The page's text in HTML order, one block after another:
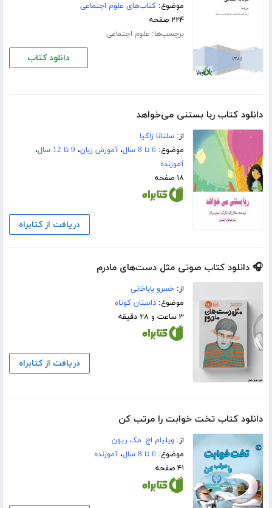
موضوع:کتاب‌های علوم اجتماعی
۲۲۴ صفحه
برچسب‌ها: علوم اجتماعی
دانلود کتاب
دانلود کتاب ربا بستنی می‌خواهد
از:سلتانا زاکیا
موضوع: 6 تا 8 سال ،آموزش زبان، 9 تا 12 سال
،
آموزنده
۱۸ صفحه
دریافت از کتابراه
🎧 دانلود کتاب صوتی مثل دست‌های مادرم
از:خسرو باباخانی
موضوع:داستان کوتاه
۳ ساعت و ۲۸ دقیقه
دریافت از کتابراه
دانلود کتاب تخت خوابت را مرتب کن
از: ویلیام اچ. مک ریون
موضوع: 6 تا 8 سال ،آموزنده
۴۱ صفحه